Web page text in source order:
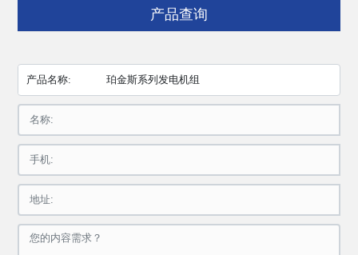
产品查询
产品名称: 珀金斯系列发电机组